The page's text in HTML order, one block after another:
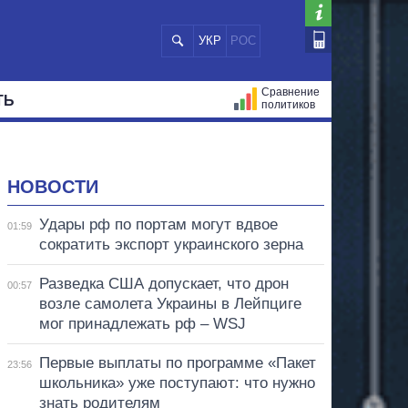
УКР РОС
Сравнение
политиков
НОВОСТИ
01:59
Удары рф по портам могут вдвое
сократить экспорт украинского зерна
00:57
Разведка США допускает, что дрон
возле самолета Украины в Лейпциге
мог принадлежать рф – WSJ
23:56
Первые выплаты по программе «Пакет
школьника» уже поступают: что нужно
знать родителям